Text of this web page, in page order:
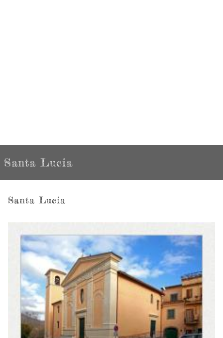
Santa Lucia
Santa Lucia